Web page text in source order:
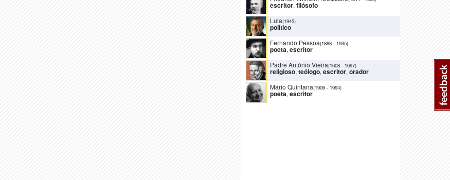
escritor, filósofo
Lula(1945)
político
Fernando Pessoa(1888 - 1935)
poeta, escritor
Padre António Vieira(1608 - 1697)
religioso, teólogo, escritor, orador
Mário Quintana(1906 - 1994)
poeta, escritor